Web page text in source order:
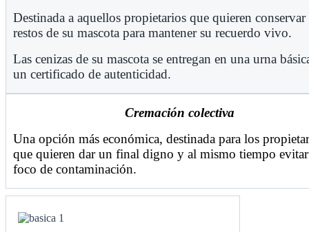
Destinada a aquellos propietarios que quieren conservar
restos de su mascota para mantener su recuerdo vivo.
Las cenizas de su mascota se entregan en una urna
un certificado de autenticidad.
Cremación colectiva
Una opción más económica, destinada para los
que quieren dar un final digno y al mismo tiempo
foco de contaminación.